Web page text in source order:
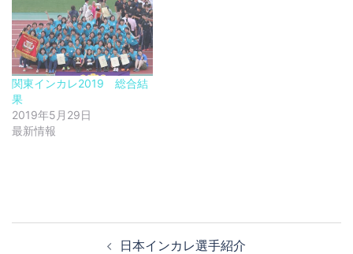
関東インカレ2019 総合結
果
2019年5月29日
最新情報
日本インカレ選手紹介